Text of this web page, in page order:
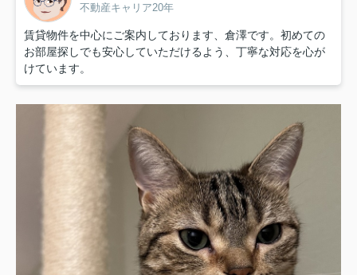
不動産キャリア20年
賃貸物件を中心にご案内しております、倉澤です。初めての
お部屋探しでも安心していただけるよう、丁寧な対応を心が
けています。